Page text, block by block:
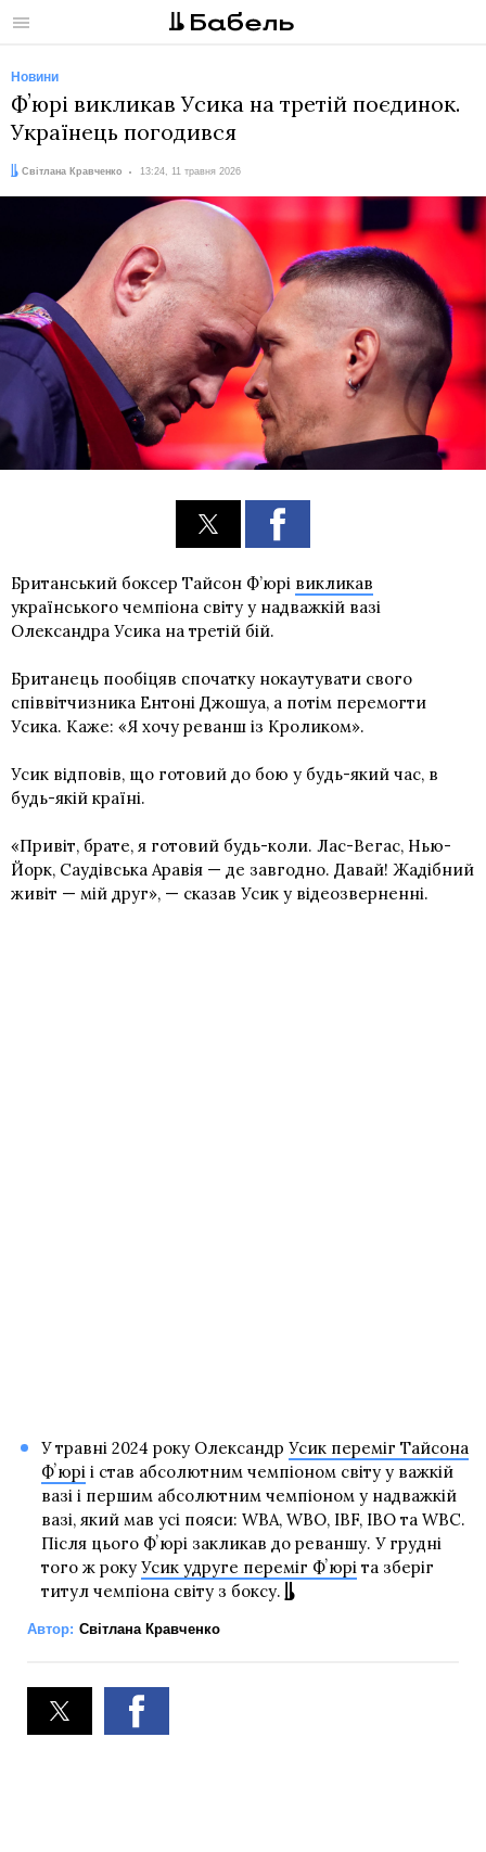
Меню
Новини
Фʼюрі викликав Усика на третій поєдинок.
Українець погодився
Автор:
Світлана Кравченко
Дата: 13:24, 11 травня 2026
Британський боксер Тайсон Ф’юрі викликав
українського чемпіона світу у надважкій вазі
Олександра Усика на третій бій.
Британець пообіцяв спочатку нокаутувати свого
співвітчизника Ентоні Джошуа, а потім перемогти
Усика. Каже: «Я хочу реванш із Кроликом».
Усик відповів, що готовий до бою у будь-який час, в
будь-якій країні.
«Привіт, брате, я готовий будь-коли. Лас-Вегас, Нью-
Йорк, Саудівська Аравія — де завгодно. Давай! Жадібний
живіт — мій друг», — сказав Усик у відеозверненні.
У травні 2024 року Олександр Усик переміг Тайсона
Фʼюрі і став абсолютним чемпіоном світу у важкій
вазі і першим абсолютним чемпіоном у надважкій
вазі, який мав усі пояси: WBA, WBO, IBF, IBO та WBC.
Після цього Фʼюрі закликав до реваншу. У грудні
того ж року Усик удруге переміг Фʼюрі та зберіг
титул чемпіона світу з боксу.
Автор: Світлана Кравченко